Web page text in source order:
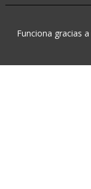
Funciona gracias